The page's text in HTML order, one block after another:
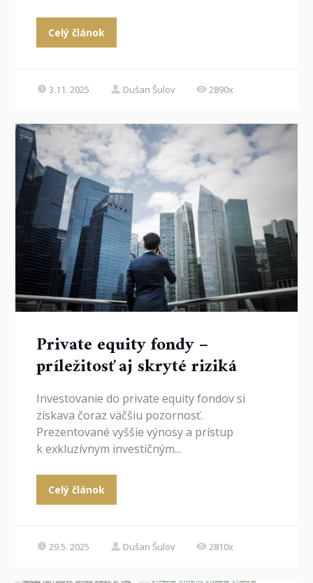
Celý článok
3.11. 2025 Dušan Šulov 2890x
Private equity fondy –
príležitosť aj skryté riziká
Investovanie do private equity fondov si
získava čoraz väčšiu pozornosť.
Prezentované vyššie výnosy a prístup
k exkluzívnym investičným...
Celý článok
29.5. 2025 Dušan Šulov 2810x